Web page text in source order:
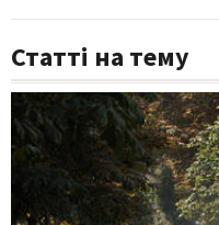
Статті на тему